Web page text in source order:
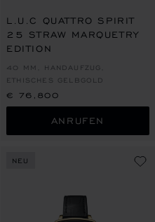
L.U.C QUATTRO SPIRIT
25 STRAW MARQUETRY
EDITION
40 MM, HANDAUFZUG,
ETHISCHES GELBGOLD
€ 76,800
ANRUFEN
NEU